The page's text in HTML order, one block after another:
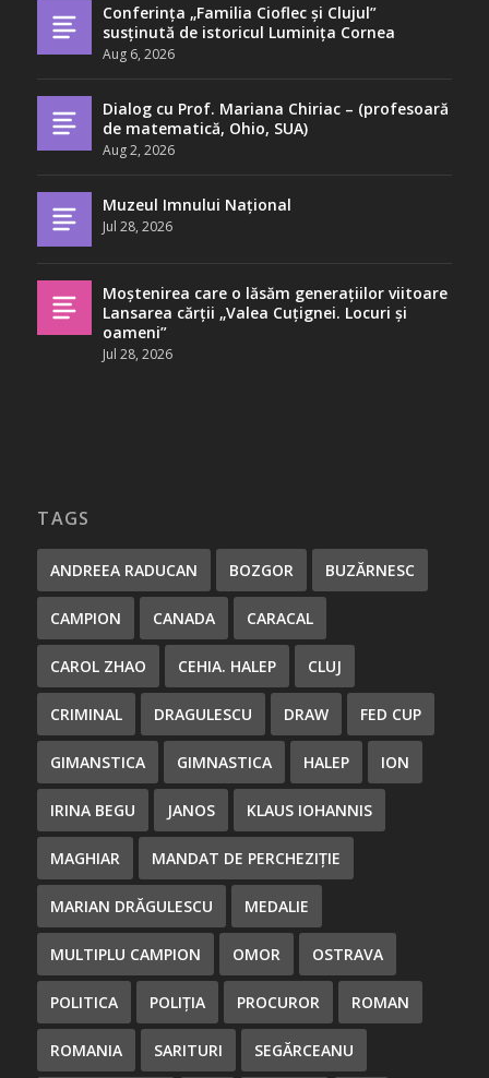
Conferința „Familia Cioflec și Clujul”
susținută de istoricul Luminița Cornea
Aug 6, 2026
Dialog cu Prof. Mariana Chiriac – (profesoară
de matematică, Ohio, SUA)
Aug 2, 2026
Muzeul Imnului Național
Jul 28, 2026
Moștenirea care o lăsăm generațiilor viitoare
Lansarea cărții „Valea Cuțignei. Locuri și
oameni”
Jul 28, 2026
TAGS
ANDREEA RADUCAN BOZGOR BUZĂRNESC
CAMPION CANADA CARACAL
CAROL ZHAO CEHIA. HALEP CLUJ
CRIMINAL DRAGULESCU DRAW FED CUP
GIMANSTICA GIMNASTICA HALEP ION
IRINA BEGU JANOS KLAUS IOHANNIS
MAGHIAR MANDAT DE PERCHEZIȚIE
MARIAN DRĂGULESCU MEDALIE
MULTIPLU CAMPION OMOR OSTRAVA
POLITICA POLIȚIA PROCUROR ROMAN
ROMANIA SARITURI SEGĂRCEANU